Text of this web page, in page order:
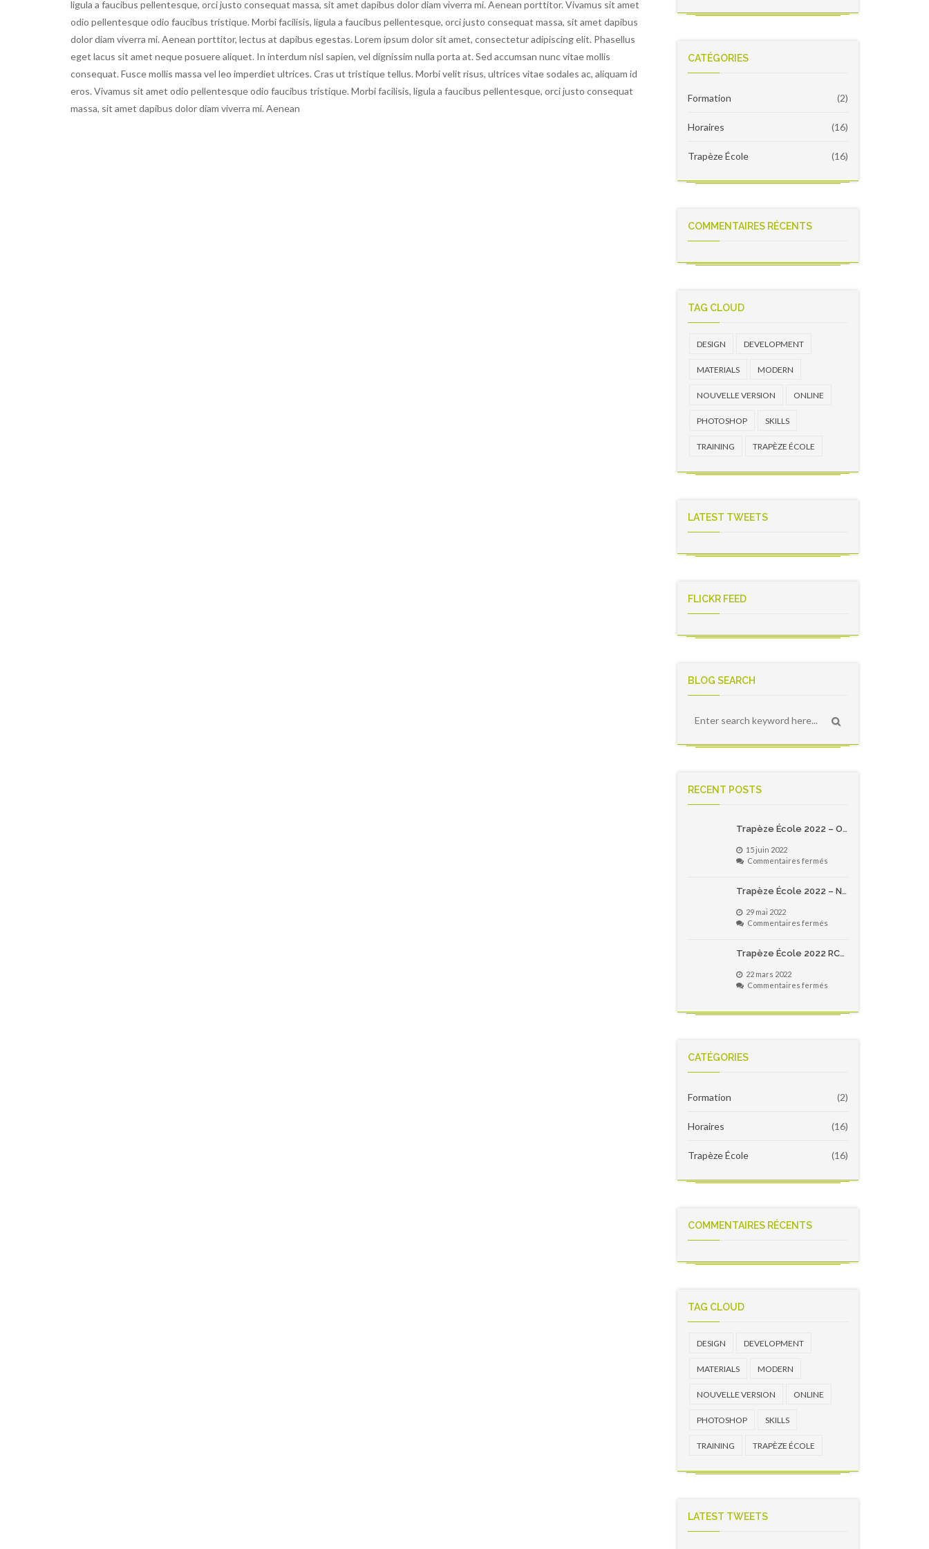
ligula a faucibus pellentesque, orci justo consequat massa, sit amet dapibus dolor diam viverra mi. Aenean porttitor. Vivamus sit amet
odio pellentesque odio faucibus tristique. Morbi facilisis, ligula a faucibus pellentesque, orci justo consequat massa, sit amet dapibus
dolor diam viverra mi. Aenean porttitor, lectus at dapibus egestas. Lorem ipsum dolor sit amet, consectetur adipiscing elit. Phasellus
eget lacus sit amet neque posuere aliquet. In interdum nisl sapien, vel dignissim nulla porta at. Sed accumsan nunc vitae mollis
consequat. Fusce mollis massa vel leo imperdiet ultrices. Cras ut tristique tellus. Morbi velit risus, ultrices vitae sodales ac, aliquam id
eros. Vivamus sit amet odio pellentesque odio faucibus tristique. Morbi facilisis, ligula a faucibus pellentesque, orci justo consequat
massa, sit amet dapibus dolor diam viverra mi. Aenean
2022
CATÉGORIES
Formation (2)
Horaires (16)
Trapèze École (16)
COMMENTAIRES RÉCENTS
TAG CLOUD
DESIGN DEVELOPMENT
MATERIALS MODERN
NOUVELLE VERSION ONLINE
PHOTOSHOP SKILLS
TRAINING TRAPÈZE ÉCOLE
LATEST TWEETS
FLICKR FEED
BLOG SEARCH
RECENT POSTS
Trapèze École 2022 – Offre spécial pour les écoles primaires du Québec!
15 juin 2022
Commentaires ferméssur
2022
spécial
les
écoles
Trapèze École 2022 – Notes de version
29 mai 2022
Commentaires ferméssur
2022
de
Trapèze École 2022 RC4 – Notes de version
22 mars 2022
Commentaires ferméssur
2022
CATÉGORIES
Formation (2)
Horaires (16)
Trapèze École (16)
COMMENTAIRES RÉCENTS
TAG CLOUD
DESIGN DEVELOPMENT
MATERIALS MODERN
NOUVELLE VERSION ONLINE
PHOTOSHOP SKILLS
TRAINING TRAPÈZE ÉCOLE
LATEST TWEETS